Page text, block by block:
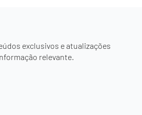
exclusivos e atualizações
relevante.